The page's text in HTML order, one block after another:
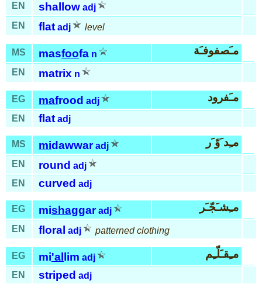
EN shallow adj
EN
flat adj level
MS masfoofa n مـَصفوفـَة
EN matrix n
EG mafrood adj مـَفرود
EN flat adj
MS midawwar adj مـِد َوّ َر
EN round adj
EN
curved adj
EG mishaggar adj مـِشـَجّـَر
EN floral adj patterned clothing
EG mi'al lim adj مـِقـَلّـِم
EN striped adj